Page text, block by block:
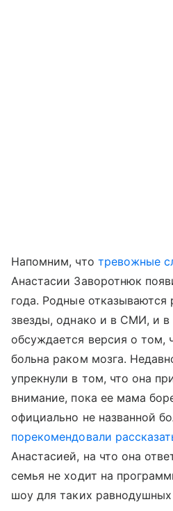
Напомним, что тревожные
Анастасии Заворотнюк
года. Родные отказываются
звезды, однако и в СМИ, и в
обсуждается версия о том,
больна раком мозга.
упрекнули в том, что она
внимание, пока ее мама
официально не названной
порекомендовали
Анастасией, на что она
семья не ходит на
шоу для таких